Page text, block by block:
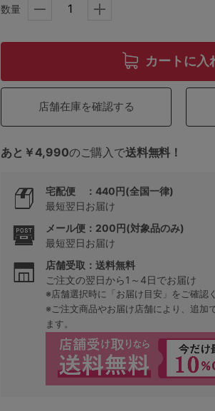
数量
カートに入
店舗在庫を確認する
あと￥4,990のご購入で送料無料！
宅配便 ：440円(全国一律)
最短翌日お届け
メール便：200円(対象品のみ)
最短翌日お届け
店舗受取：送料無料
ご注文の翌日から1～4日でお届け
※店舗選択時に「お届け目安」をご確認
※ご注文商品やお届け店舗により、追加
ます。